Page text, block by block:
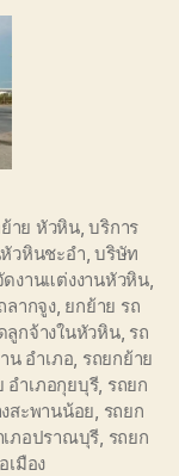
าย หัวหิน,บริการ
วหินชะอำ ,บริษัท
งานแต่งงานหัวหิน,
ลากจูง, ยกย้าย รถ
ลูกจ้างในหัวหิน, รถ
น อำเภอ รถยกย้าย
อำเภอกุยบุรี, รถยก
สะพานน้อย รถยก
เภอปราณบุรี รถยก
เมือง